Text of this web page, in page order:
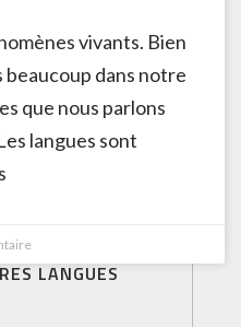
LANGUES
vivants. Bien
beaucoup dans notre
que nous parlons
langues sont